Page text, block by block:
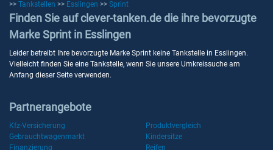
>> Tankstellen >> Esslingen >> Sprint
Finden Sie auf clever-tanken.de die ihre bevorzugte
Marke Sprint in Esslingen
Leider betreibt Ihre bevorzugte Marke Sprint keine Tankstelle in Esslingen.
Vielleicht finden Sie eine Tankstelle, wenn Sie unsere Umkreissuche am
Anfang dieser Seite verwenden.
Partnerangebote
Kfz-Versicherung
Produktvergleich
Gebrauchtwagenmarkt
Kindersitze
Finanzierung
Reifen